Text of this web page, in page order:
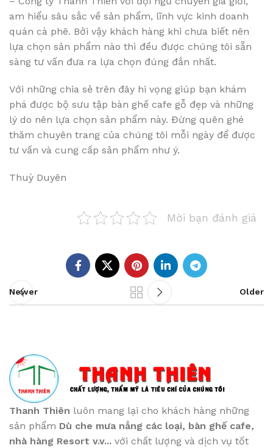
am hiểu sâu sắc về sản phẩm, lĩnh vực kinh doanh
quán cà phê. Bởi vậy khách hàng khi chưa biết nên
lựa chọn sản phẩm nào thì đều được chúng tôi sẵn
sàng tư vấn đưa ra lựa chọn đúng đắn nhất.
Với những chia sẻ trên đây hi vọng giúp bạn khám
phá được bộ sưu tập bàn ghế cafe gỗ đẹp và những
lý do nên lựa chọn sản phẩm này. Đừng quên ghé
thăm chuyên trang của chúng tôi mỗi ngày để được
tư vấn và cung cấp sản phẩm như ý.
Thuỳ Duyên
Mời bạn đánh giá
Newer Older
Thanh Thiên luôn mang lại cho khách hàng những
sản phẩm Dù che mưa nắng các loại, bàn ghế cafe,
nhà hàng Resort v.v... với chất lượng và dịch vụ tốt